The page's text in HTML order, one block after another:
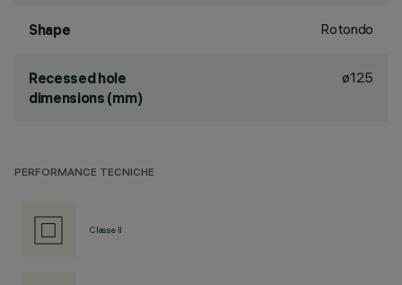
Shape Rotondo
Recessed hole
dimensions (mm)
ø125
PERFORMANCE TECNICHE
Classe II